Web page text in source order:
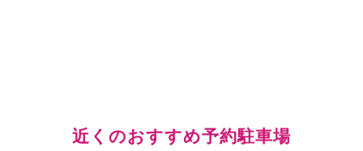
近くのおすすめ予約駐車場